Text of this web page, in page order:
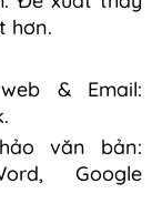
hơn.
& Email:
văn bản:
Google